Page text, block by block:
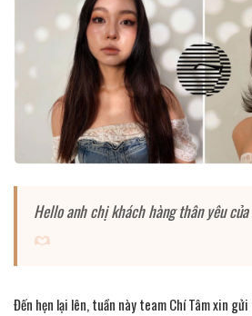
Hello anh chị khách hàng thân yêu
Đến hẹn lại lên, tuần này team Chí Tâm xin